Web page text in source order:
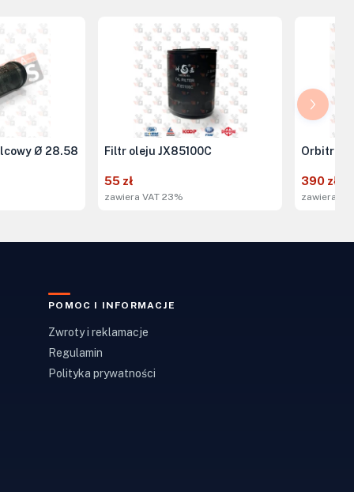
Ø 28.58
Filtr oleju JX85100C
55 zł
zawiera VAT 23%
Orbitrol
390 zł
zawiera
POMOC I INFORMACJE
Zwroty i reklamacje
Regulamin
Polityka prywatności